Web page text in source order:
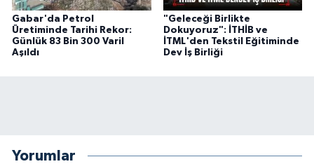
Gabar'da Petrol
Üretiminde Tarihi Rekor:
Günlük 83 Bin 300 Varil
Aşıldı
"Geleceği Birlikte
Dokuyoruz": İTHİB ve
İTML'den Tekstil Eğitiminde
Dev İş Birliği
Yorumlar